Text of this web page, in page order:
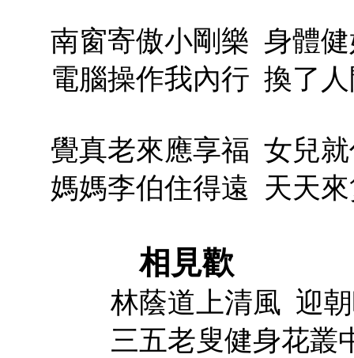
南窗寄傲小剛樂 身體
電腦操作我內行 換了
覺真老來應享福 女兒
媽媽李伯住得遠 天天
相見歡
林蔭道上清風 迎
三五老叟健身花叢